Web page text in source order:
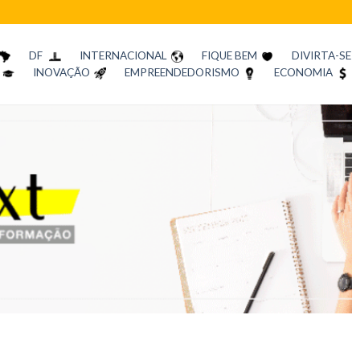
DF INTERNACIONAL FIQUE BEM DIVIRTA-SE
INOVAÇÃO EMPREENDEDORISMO ECONOMIA